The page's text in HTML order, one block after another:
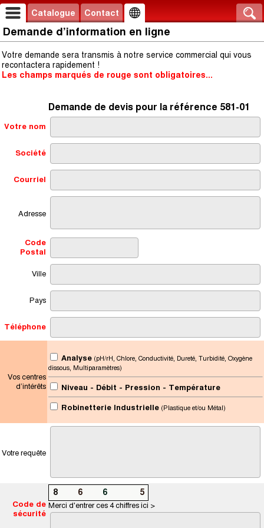
Catalogue Contact
Demande d’information en ligne
Votre demande sera transmis à notre service commercial qui vous
recontactera rapidement !
Les champs marqués de rouge sont obligatoires...
Demande de devis pour la référence 581-01
Votre nom
Société
Courriel
Adresse
Code
Postal
Ville
Pays
Téléphone
Vos centres
d’intérêts
Analyse (pH/rH, Chlore, Conductivité, Dureté, Turbidité, Oxygène
dissous, Multiparamètres)
Niveau - Débit - Pression - Température
Robinetterie Industrielle (Plastique et/ou Métal)
Votre requête
Code de
sécurité
8 6 6 5
Merci d'entrer ces 4 chiffres ici >